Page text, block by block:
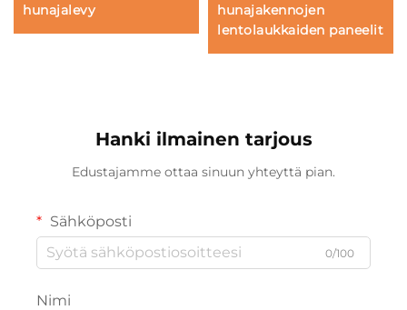
hunajalevy
hunajakennojen
lentolaukkaiden paneelit
Hanki ilmainen tarjous
Edustajamme ottaa sinuun yhteyttä pian.
Sähköposti
0/100
Nimi